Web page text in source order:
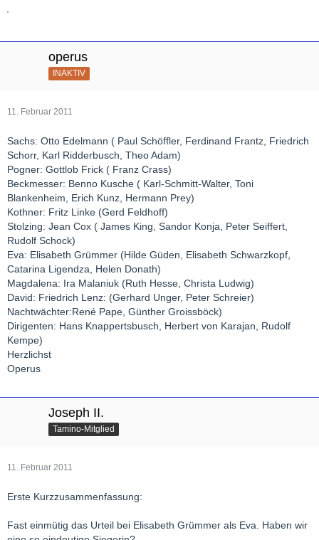
operus
INAKTIV
11. Februar 2011
Sachs: Otto Edelmann ( Paul Schöffler, Ferdinand Frantz, Friedrich
Schorr, Karl Ridderbusch, Theo Adam)
Pogner: Gottlob Frick ( Franz Crass)
Beckmesser: Benno Kusche ( Karl-Schmitt-Walter, Toni
Blankenheim, Erich Kunz, Hermann Prey)
Kothner: Fritz Linke (Gerd Feldhoff)
Stolzing: Jean Cox ( James King, Sandor Konja, Peter Seiffert,
Rudolf Schock)
Eva: Elisabeth Grümmer (Hilde Güden, Elisabeth Schwarzkopf,
Catarina Ligendza, Helen Donath)
Magdalena: Ira Malaniuk (Ruth Hesse, Christa Ludwig)
David: Friedrich Lenz: (Gerhard Unger, Peter Schreier)
Nachtwächter:René Pape, Günther Groissböck)
Dirigenten: Hans Knappertsbusch, Herbert von Karajan, Rudolf
Kempe)
Herzlichst
Operus
Joseph II.
Tamino-Mitglied
11. Februar 2011
Erste Kurzzusammenfassung:
Fast einmütig das Urteil bei Elisabeth Grümmer als Eva. Haben wir